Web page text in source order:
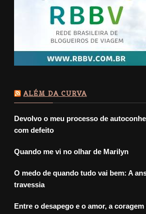
ALÉM DA CURVA
Devolvo o meu processo de
com defeito
Quando me vi no olhar de Marilyn
O medo de quando tudo vai bem: A
travessia
Entre o desapego e o amor, a